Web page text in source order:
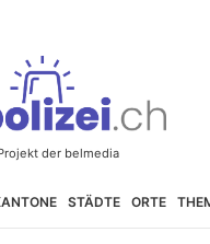
STÄDTE ORTE